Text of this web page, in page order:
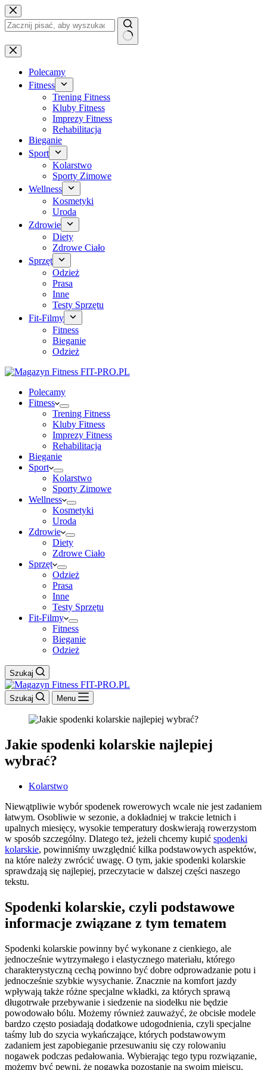
Przejdź
do
treści
Brak
wyników
Polecamy
Fitness
Trening Fitness
Kluby Fitness
Imprezy Fitness
Rehabilitacja
Bieganie
Sport
Kolarstwo
Sporty Zimowe
Wellness
Kosmetyki
Uroda
Zdrowie
Diety
Zdrowe Ciało
Sprzęt
Odzież
Prasa
Inne
Testy Sprzętu
Fit-Filmy
Fitness
Bieganie
Odzież
Polecamy
Fitness
Trening Fitness
Kluby Fitness
Imprezy Fitness
Rehabilitacja
Bieganie
Sport
Kolarstwo
Sporty Zimowe
Wellness
Kosmetyki
Uroda
Zdrowie
Diety
Zdrowe Ciało
Sprzęt
Odzież
Prasa
Inne
Testy Sprzętu
Fit-Filmy
Fitness
Bieganie
Odzież
Szukaj
Szukaj Menu
Jakie spodenki kolarskie najlepiej
wybrać?
Kolarstwo
Niewątpliwie wybór spodenek rowerowych wcale nie jest zadaniem
łatwym. Osobliwie w sezonie, a dokładniej w trakcie letnich i
upalnych miesięcy, wysokie temperatury doskwierają rowerzystom
w sposób szczególny. Dlatego też, jeżeli chcemy kupić spodenki
kolarskie, powinniśmy uwzględnić kilka podstawowych aspektów,
na które należy zwrócić uwagę. O tym, jakie spodenki kolarskie
sprawdzają się najlepiej, przeczytacie w dalszej części naszego
tekstu.
Spodenki kolarskie, czyli podstawowe
informacje związane z tym tematem
Spodenki kolarskie powinny być wykonane z cienkiego, ale
jednocześnie wytrzymałego i elastycznego materiału, którego
charakterystyczną cechą powinno być dobre odprowadzanie potu i
jednocześnie szybkie wysychanie. Znacznie na komfort jazdy
wpływają także różne specjalne wkładki, za których sprawą
długotrwałe przebywanie i siedzenie na siodełku nie będzie
powodowało bólu. Możemy również zauważyć, że obcisłe modele
bardzo często posiadają dodatkowe udogodnienia, czyli specjalne
taśmy lub do szycia wykańczające, których podstawowym
zadaniem jest zapobieganie przesuwaniu się czy rolowaniu
nogawek podczas pedałowania. Wybierając tego typu rozwiązanie,
możemy być pewni, że nogawka pozostanie na swoim miejscu.